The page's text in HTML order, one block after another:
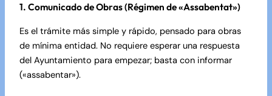
1. Comunicado de Obras (Régimen de «Assabentat»)
Es el trámite más simple y rápido, pensado para obras
de mínima entidad. No requiere esperar una respuesta
del Ayuntamiento para empezar; basta con informar
(«assabentar»).